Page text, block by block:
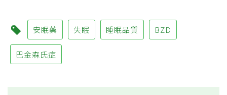
安眠藥 失眠 睡眠品質 BZD
巴金森氏症